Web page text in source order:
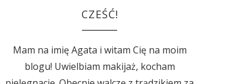
CZEŚĆ!
Mam na imię Agata i witam Cię na moim
blogu! Uwielbiam makijaż, kocham